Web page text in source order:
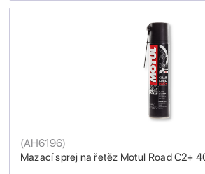
Mazací sprej na řetěz Motul Road C2+
(AH6196)